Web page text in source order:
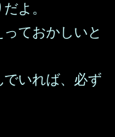
よ。
ておかしいと
いれば、必ず